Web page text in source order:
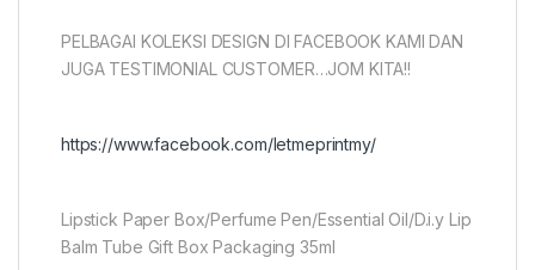
PELBAGAI KOLEKSI DESIGN DI FACEBOOK KAMI DAN
JUGA TESTIMONIAL CUSTOMER…JOM KITA!!
https://www.facebook.com/letmeprintmy/
Lipstick Paper Box/Perfume Pen/Essential Oil/D.i.y Lip
Balm Tube Gift Box Packaging 35ml